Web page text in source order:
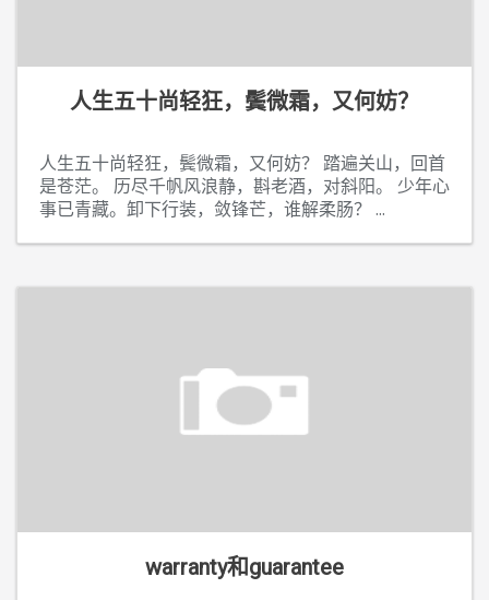
人生五十尚轻狂，鬓微霜，又何妨？
人生五十尚轻狂，鬓微霜，又何妨？ 踏遍关山，回首
是苍茫。 历尽千帆风浪静，斟老酒，对斜阳。 少年心
事已青藏。卸下行装，敛锋芒，谁解柔肠？ ...
warranty和guarantee